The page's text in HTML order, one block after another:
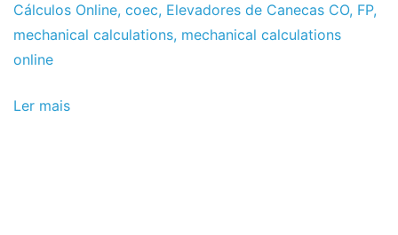
Cálculos Online, coec, Elevadores de Canecas CO, FP,
mechanical calculations, mechanical calculations
online
Ler mais